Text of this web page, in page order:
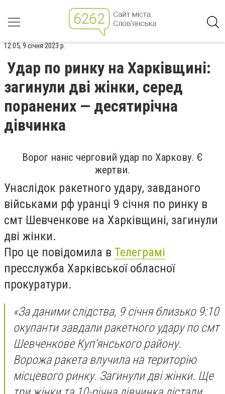
12:05, 9 січня 2023 р.
Удар по ринку на Харківщині:
загинули дві жінки, серед
поранених — десятирічна
дівчинка
Ворог наніс черговий удар по Харкову. Є
жертви.
Унаслідок ракетного удару, завданого
військами рф уранці 9 січня по ринку в
смт Шевченкове на Харківщині, загинули
дві жінки.
Про це повідомила в Телеграмі
пресслужба Харківської обласної
прокуратури.
«За даними слідства, 9 січня близько 9:10
окупанти завдали ракетного удару по смт
Шевченкове Куп‘янського району.
Ворожа ракета влучила на територію
місцевого ринку. Загинули дві жінки. Ще